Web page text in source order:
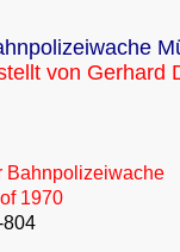
von Gerhard
Bahnpolizeiwache
1970